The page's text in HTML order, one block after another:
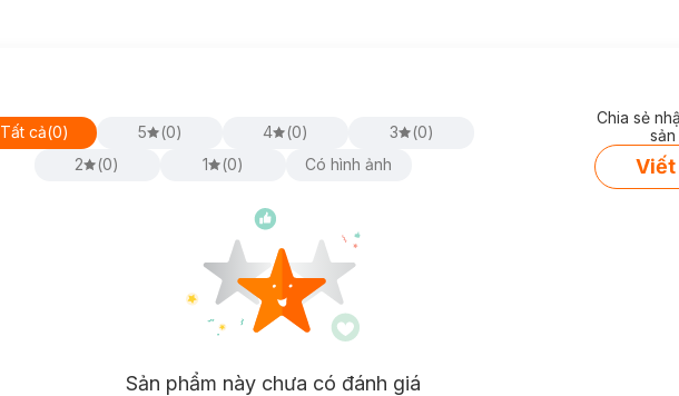
Tất cả(0) 5 (0) 4 (0) 3 (0)
2
(0) 1 (0) Có hình ảnh
Chia sẻ
Viết
Sản phẩm này chưa có đánh giá